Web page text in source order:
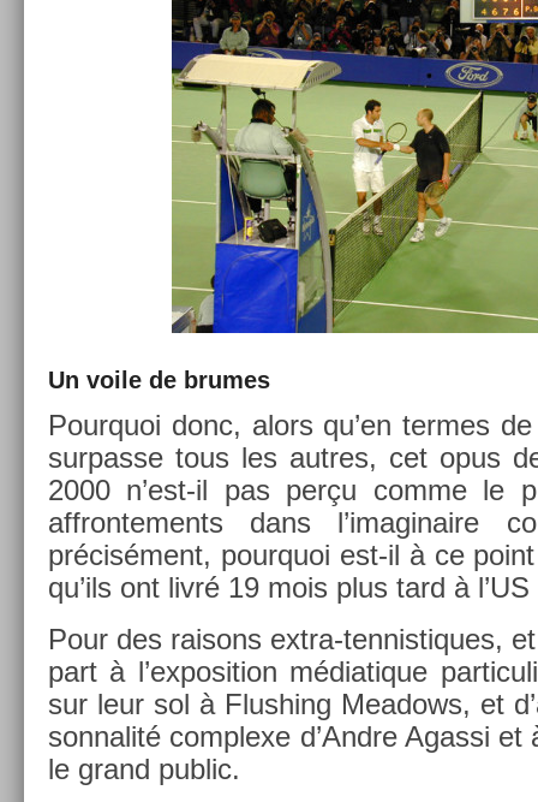
Un voile de brumes
Pour­quoi donc, alors qu’en ter­mes
sur­pas­se tous les aut­res, cet opus
2000 n’est-il pas perçu comme le
affron­te­ments dans l’imaginaire
précisément, pour­quoi est-il à ce
qu’ils ont livré 19 mois plus tard à
Pour des raisons extra-tennistiques,
part à l’ex­posi­tion médiatique
sur leur sol à Flush­ing Meadows, et
son­nalité com­plexe d’Andre Agas­si
le grand pub­lic.